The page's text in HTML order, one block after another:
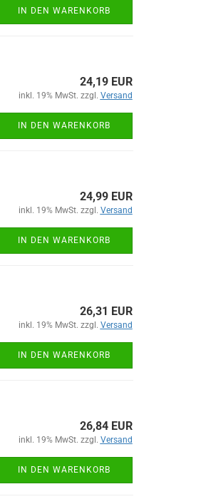
IN DEN WARENKORB
24,19 EUR
inkl. 19% MwSt. zzgl. Versand
IN DEN WARENKORB
24,99 EUR
inkl. 19% MwSt. zzgl. Versand
IN DEN WARENKORB
26,31 EUR
inkl. 19% MwSt. zzgl. Versand
IN DEN WARENKORB
26,84 EUR
inkl. 19% MwSt. zzgl. Versand
IN DEN WARENKORB